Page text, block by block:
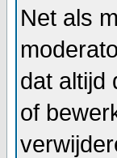
Net als
dat altijd
of